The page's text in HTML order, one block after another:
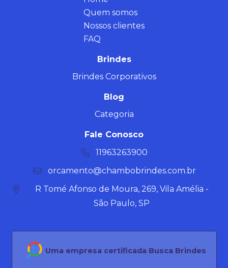
Quem somos
Nossos clientes
FAQ
Brindes
Brindes Corporativos
Blog
Categoria
Fale Conosco
11963263900
orcamento@chambobrindes.com.br
R Tomé Afonso de Moura, 269, Vila Amélia -
São Paulo, SP
Uma empresa certificada Busca Brindes